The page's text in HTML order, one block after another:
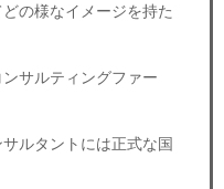
の様なイメージを持た
サルティングファー
ルタントには正式な国